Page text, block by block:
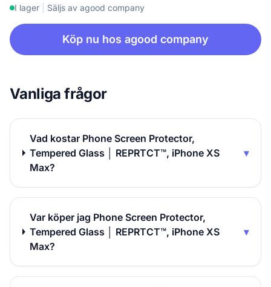
I lager Säljs av agood company
Köp nu hos agood company
Vanliga frågor
Vad kostar Phone Screen Protector,
Tempered Glass │ REPRTCT™, iPhone XS
Max?
▾
Var köper jag Phone Screen Protector,
Tempered Glass │ REPRTCT™, iPhone XS
Max?
▾